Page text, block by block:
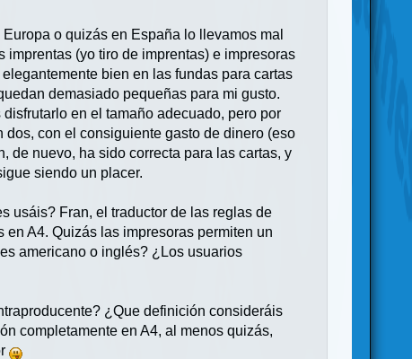
o quizás en España lo llevamos mal
(yo tiro de imprentas) e impresoras
bien en las fundas para cartas
demasiado pequeñas para mi gusto.
en el tamaño adecuado, pero por
con el consiguiente gasto de dinero (eso
de nuevo, ha sido correcta para las cartas, y
siendo un placer.
usáis? Fran, el traductor de las reglas de
A4. Quizás las impresoras permiten un
americano o inglés? ¿Los usuarios
¿Que definición consideráis
completamente en A4, al menos quizás,